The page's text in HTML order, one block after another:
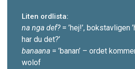
Liten ordlista:
na nga def?= ’hej!’, bokstavligen
har du det?’
banaana = ’banan’ – ordet
wolof